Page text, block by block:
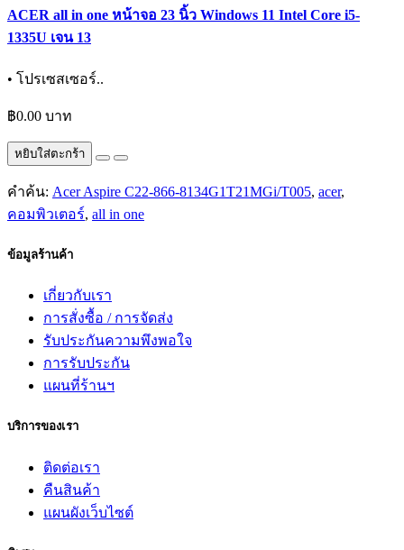
ACER all in one หน้าจอ 23 นิ้ว Windows 11 Intel Core i5-
1335U เจน 13
• โปรเซสเซอร์..
฿0.00 บาท
หยิบใส่ตะกร้า
คำค้น: Acer Aspire C22-866-8134G1T21MGi/T005, acer,
คอมพิวเตอร์, all in one
ข้อมูลร้านค้า
เกี่ยวกับเรา
การสั่งซื้อ / การจัดส่ง
รับประกันความพึงพอใจ
การรับประกัน
แผนที่ร้านฯ
บริการของเรา
ติดต่อเรา
คืนสินค้า
แผนผังเว็บไซต์